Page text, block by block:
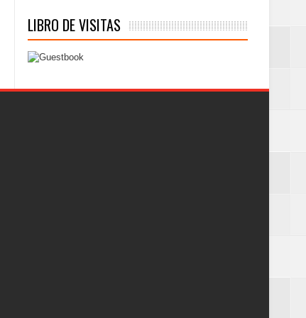
LIBRO DE VISITAS